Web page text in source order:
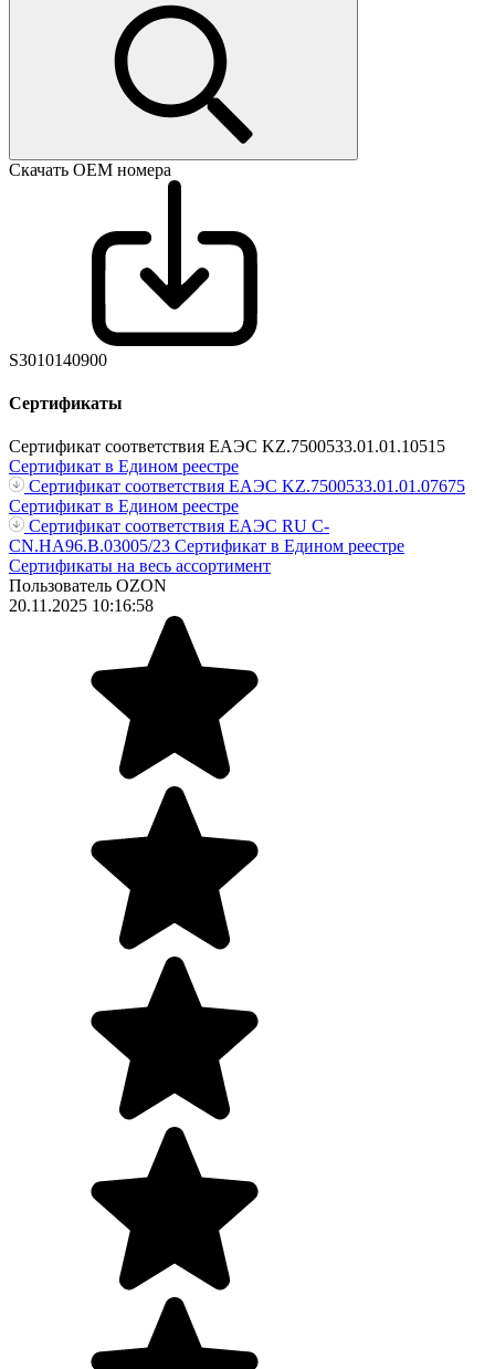
Скачать ОЕМ номера
S3010140900
Сертификаты
Сертификат соответствия ЕАЭС KZ.7500533.01.01.10515
Сертификат в Едином реестре
Сертификат соответствия ЕАЭС KZ.7500533.01.01.07675
Сертификат в Едином реестре
Сертификат соответствия ЕАЭС RU С-
CN.НА96.В.03005/23 Сертификат в Едином реестре
Сертификаты на весь ассортимент
Пользователь OZON
20.11.2025 10:16:58